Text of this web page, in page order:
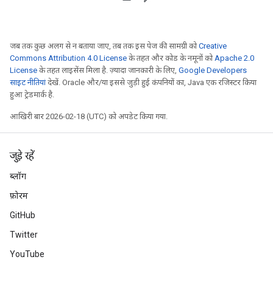
जब तक कुछ अलग से न बताया जाए, तब तक इस पेज की सामग्री कोCreative
Commons Attribution 4.0 License के तहत और कोड के नमूनों कोApache 2.0
License के तहत लाइसेंस मिला है. ज़्यादा जानकारी के लिए, Google Developers
साइट नीतियांदेखें. Oracle और/या इससे जुड़ी हुई कंपनियों का, Java एक रजिस्टर किया
हुआ ट्रेडमार्क है.
आखिरी बार 2026-02-18 (UTC) को अपडेट किया गया.
जुड़े रहें
ब्लॉग
फ़ोरम
GitHub
Twitter
YouTube